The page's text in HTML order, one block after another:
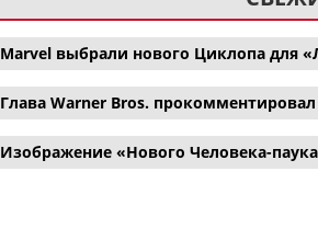
Marvel выбрали нового Циклопа для
Глава Warner Bros.
Изображение «Нового Человека-